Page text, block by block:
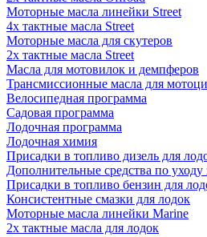
Моторные масла линейки Street
4х тактные масла Street
Моторные масла для скутеров
2х тактные масла Street
Масла для мотовилок и демпферов
Трансмиссионные масла для
Велосипедная программа
Садовая программа
Лодочная программа
Лодочная химия
Присадки в топливо дизель для
Дополнительные средства по уходу
Присадки в топливо бензин для
Консистентные смазки для лодок
Моторные масла линейки Marine
2х тактные масла для лодок